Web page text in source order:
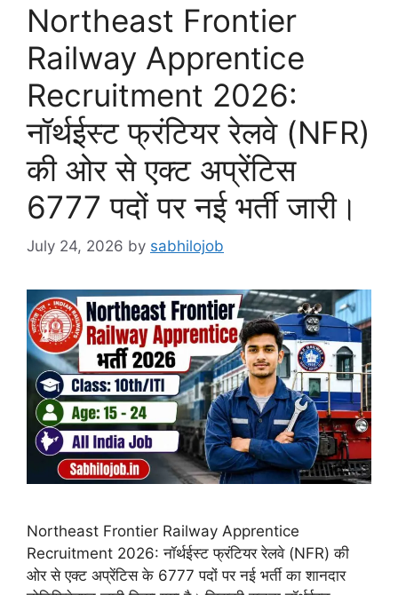
Northeast Frontier
Railway Apprentice
Recruitment 2026:
नॉर्थईस्ट फ्रंटियर रेलवे (NFR)
की ओर से एक्ट अप्रेंटिस
6777 पदों पर नई भर्ती जारी।
July 24, 2026 by sabhilojob
Northeast Frontier Railway Apprentice
Recruitment 2026: नॉर्थईस्ट फ्रंटियर रेलवे (NFR) की
ओर से एक्ट अप्रेंटिस के 6777 पदों पर नई भर्ती का शानदार